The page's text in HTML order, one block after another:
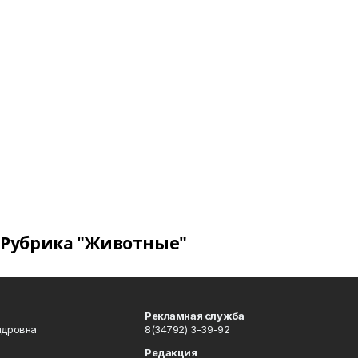
Рубрика "Животные"
Рекламная служба
8(34792) 3-39-92
Редакция